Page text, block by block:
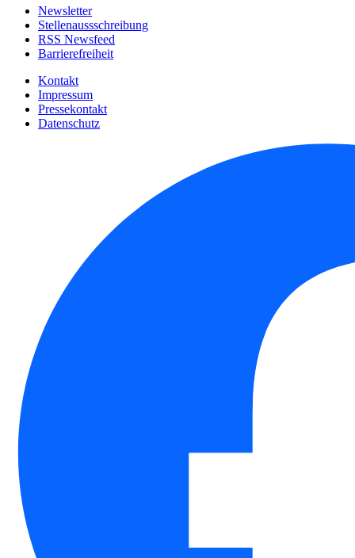
Newsletter
Stellenaussschreibung
RSS Newsfeed
Barrierefreiheit
Kontakt
Impressum
Pressekontakt
Datenschutz